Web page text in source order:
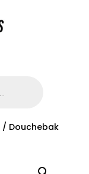
/ Douchebak